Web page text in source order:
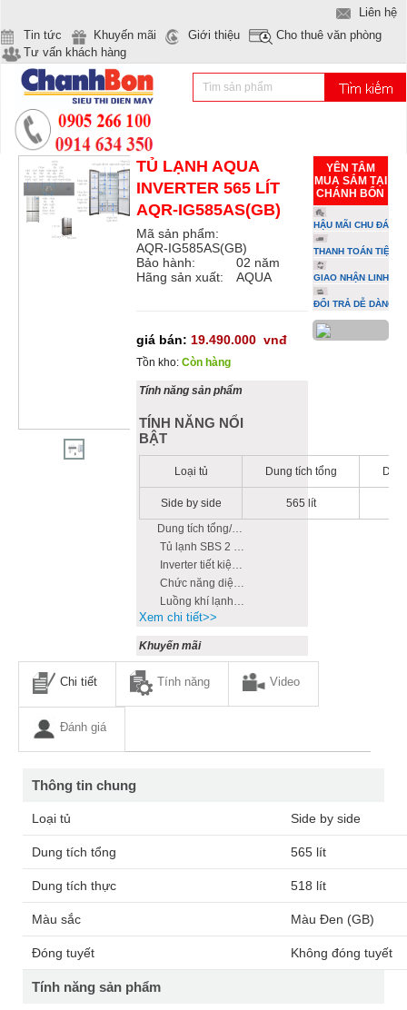
Liên hệ
Tin tức
Khuyến mãi Giới thiệu
Cho thuê văn phòng
Tư vấn khách hàng
TỦ LẠNH AQUA
INVERTER 565 LÍT
AQR-IG585AS(GB)
Mã sản phẩm:
AQR-IG585AS(GB)
Bảo hành:
02 năm
Hãng sản xuất:
AQUA
giá bán: 19.490.000 vnđ
Tồn kho: Còn hàng
Tính năng sản phẩm
TÍNH NĂNG NỔI
BẬT
Loại tủ Dung tích tổng
Side by side 565 lít
Dung tích tổng/Thực: 565/518L
Xem chi tiết>>
Khuyến mãi
YÊN TÂM
MUA SẮM TẠI
CHÁNH BỔN
HẬU MÃI CHU ĐÁO
THANH TOÁN TIỆN
GIAO NHẬN LINH
ĐỔI TRẢ DỄ DÀNG
Chi tiết Tính năng Video
Đánh giá
Thông tin chung
Loại tủ Side by side
Dung tích tổng 565 lít
Dung tích thực 518 lít
Màu sắc Màu Đen (GB)
Đóng tuyết Không đóng tuyết
Tính năng sản phẩm